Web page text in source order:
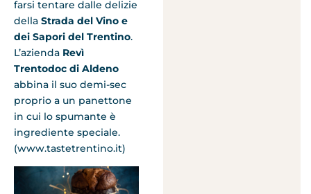
farsi tentare dalle delizie
della Strada del Vino e
dei Sapori del Trentino.
L’azienda Revì
Trentodoc di Aldeno
abbina il suo demi-sec
proprio a un panettone
in cui lo spumante è
ingrediente speciale.
(www.tastetrentino.it)